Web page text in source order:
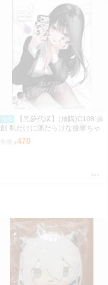
預購
【黑夢代購】(預購)C108 原
創 私だけに隙だらけな後輩ちゃ
ん 社團名:saeu 繪師:saeu
470